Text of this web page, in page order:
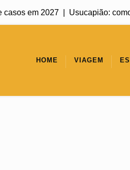
em 2027 |Usucapião: como
HOME VIAGEM